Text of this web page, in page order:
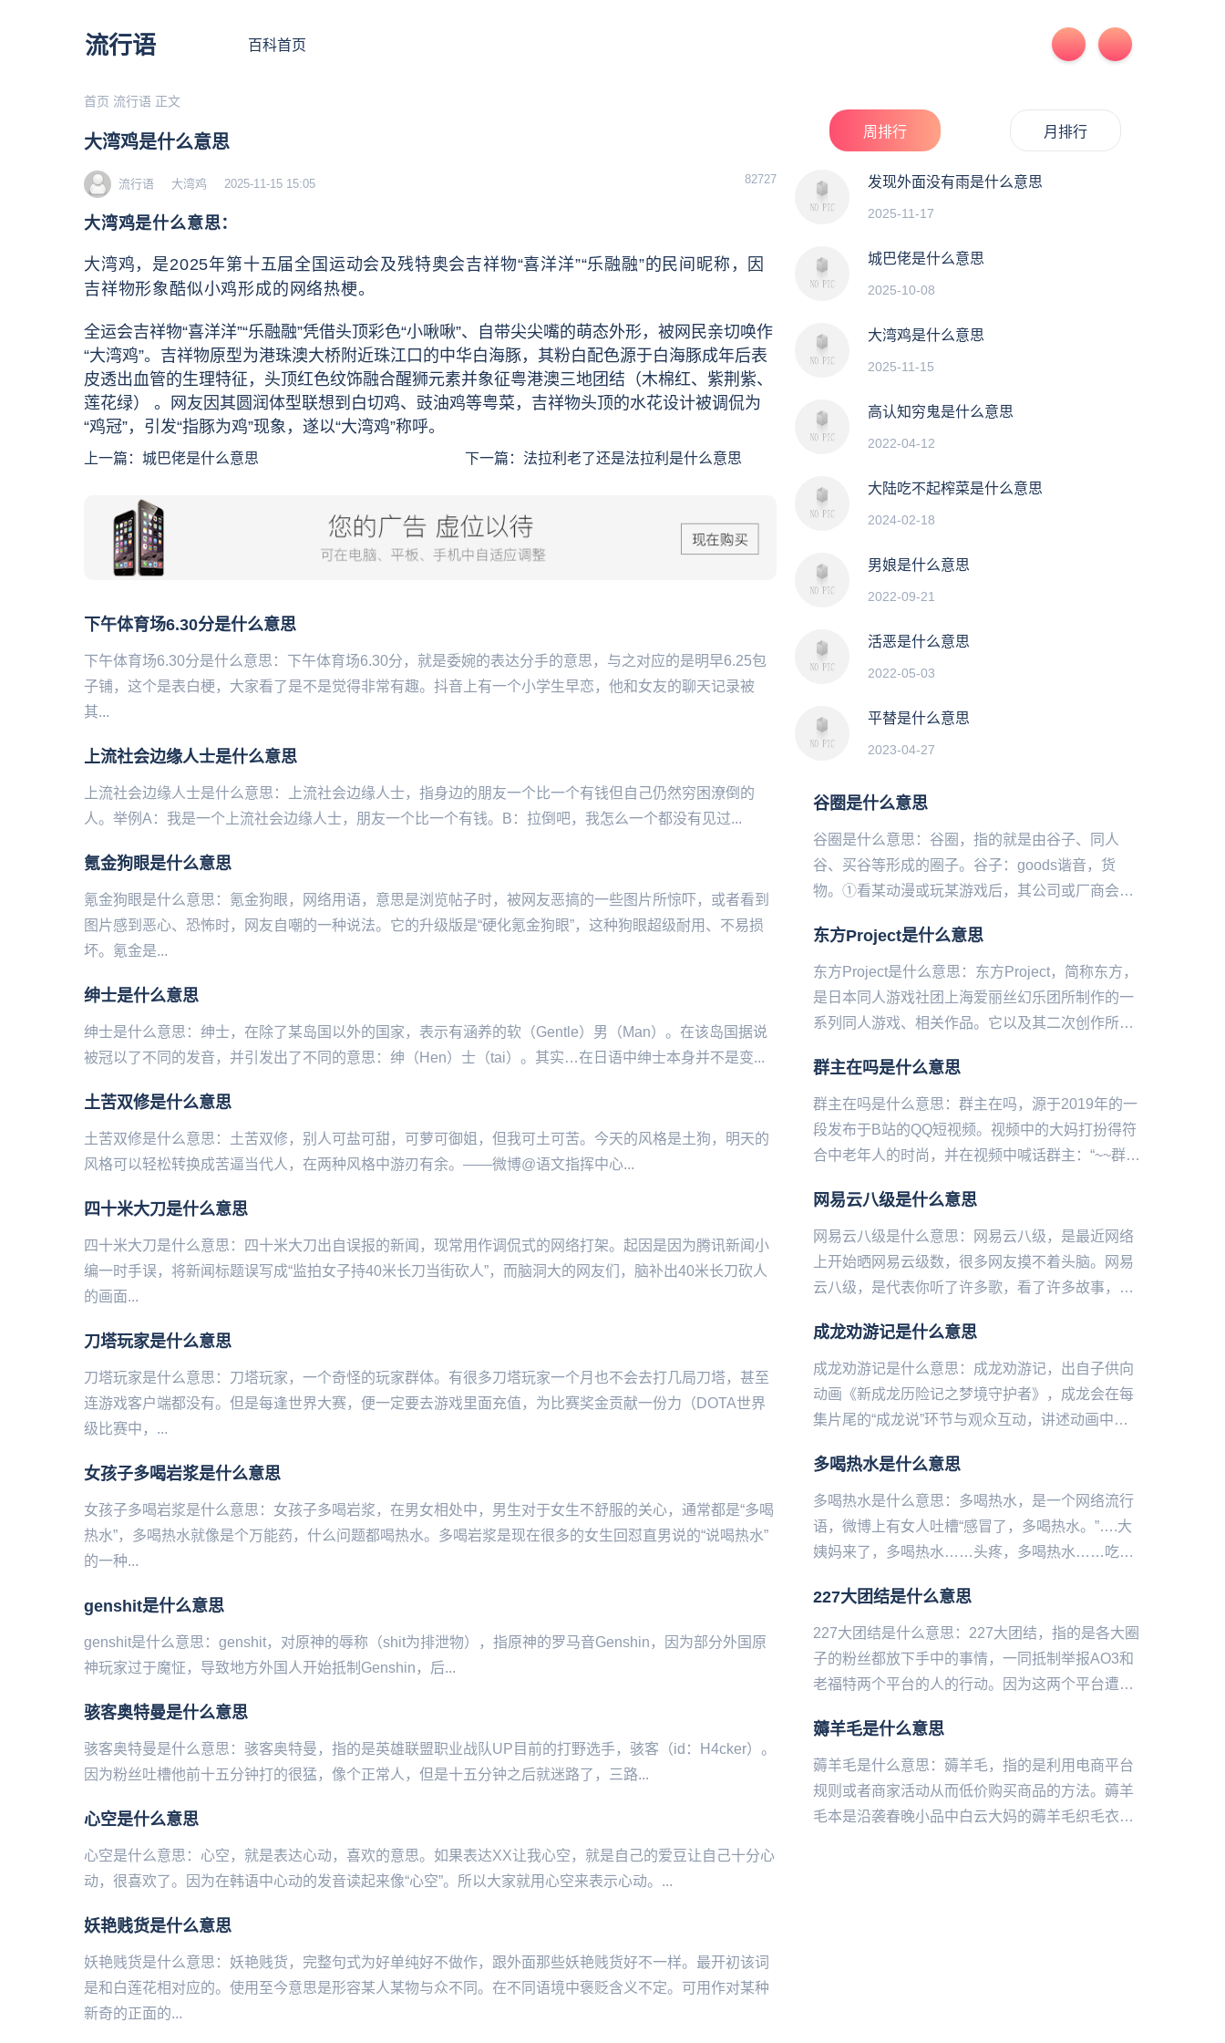
流行语 百科首页
首页 流行语 正文
大湾鸡是什么意思
流行语 大湾鸡 2025-11-15 15:05 82727
大湾鸡是什么意思：
大湾鸡，是2025年第十五届全国运动会及残特奥会吉祥物“喜洋洋”“乐融融”的民间昵称，因
吉祥物形象酷似小鸡形成的网络热梗。
全运会吉祥物“喜洋洋”“乐融融”凭借头顶彩色“小啾啾”、自带尖尖嘴的萌态外形，被网民亲切唤作
“大湾鸡”。吉祥物原型为港珠澳大桥附近珠江口的中华白海豚，其粉白配色源于白海豚成年后表
皮透出血管的生理特征，头顶红色纹饰融合醒狮元素并象征粤港澳三地团结（木棉红、紫荆紫、
莲花绿） 。网友因其圆润体型联想到白切鸡、豉油鸡等粤菜，吉祥物头顶的水花设计被调侃为
“鸡冠”，引发“指豚为鸡”现象，遂以“大湾鸡”称呼。
上一篇： 城巴佬是什么意思 下一篇： 法拉利老了还是法拉利是什么意思
下午体育场6.30分是什么意思
下午体育场6.30分是什么意思：下午体育场6.30分，就是委婉的表达分手的意思，与之对应的是明早6.25包
子铺，这个是表白梗，大家看了是不是觉得非常有趣。抖音上有一个小学生早恋，他和女友的聊天记录被
其...
上流社会边缘人士是什么意思
上流社会边缘人士是什么意思：上流社会边缘人士，指身边的朋友一个比一个有钱但自己仍然穷困潦倒的
人。举例A：我是一个上流社会边缘人士，朋友一个比一个有钱。B：拉倒吧，我怎么一个都没有见过...
氪金狗眼是什么意思
氪金狗眼是什么意思：氪金狗眼，网络用语，意思是浏览帖子时，被网友恶搞的一些图片所惊吓，或者看到
图片感到恶心、恐怖时，网友自嘲的一种说法。它的升级版是“硬化氪金狗眼”，这种狗眼超级耐用、不易损
坏。氪金是...
绅士是什么意思
绅士是什么意思：绅士，在除了某岛国以外的国家，表示有涵养的软（Gentle）男（Man）。在该岛国据说
被冠以了不同的发音，并引发出了不同的意思：绅（Hen）士（tai）。其实…在日语中绅士本身并不是变...
土苦双修是什么意思
土苦双修是什么意思：土苦双修，别人可盐可甜，可萝可御姐，但我可土可苦。今天的风格是土狗，明天的
风格可以轻松转换成苦逼当代人，在两种风格中游刃有余。——微博@语文指挥中心...
四十米大刀是什么意思
四十米大刀是什么意思：四十米大刀出自误报的新闻，现常用作调侃式的网络打架。起因是因为腾讯新闻小
编一时手误，将新闻标题误写成“监拍女子持40米长刀当街砍人”，而脑洞大的网友们，脑补出40米长刀砍人
的画面...
刀塔玩家是什么意思
刀塔玩家是什么意思：刀塔玩家，一个奇怪的玩家群体。有很多刀塔玩家一个月也不会去打几局刀塔，甚至
连游戏客户端都没有。但是每逢世界大赛，便一定要去游戏里面充值，为比赛奖金贡献一份力（DOTA世界
级比赛中，...
女孩子多喝岩浆是什么意思
女孩子多喝岩浆是什么意思：女孩子多喝岩浆，在男女相处中，男生对于女生不舒服的关心，通常都是“多喝
热水”，多喝热水就像是个万能药，什么问题都喝热水。多喝岩浆是现在很多的女生回怼直男说的“说喝热水”
的一种...
genshit是什么意思
genshit是什么意思：genshit，对原神的辱称（shit为排泄物），指原神的罗马音Genshin，因为部分外国原
神玩家过于魔怔，导致地方外国人开始抵制Gen‌‌‌‌‌‌‌‌‌‌‌‌shin，后...
骇客奥特曼是什么意思
骇客奥特曼是什么意思：骇客奥特曼，指的是英雄联盟职业战队UP目前的打野选手，骇客（id：H4cker）。
因为粉丝吐槽他前十五分钟打的很猛，像个正常人，但是十‌‌‌‌‌‌‌‌‌‌五分钟之后就迷路了，三路...
心空是什么意思
心空是什么意思：心空，就是表达心动，喜欢的意思。如果表达XX让我心空，就是自己的爱豆让自己十分心
动，很喜欢了。因为在韩语中心动的发音读起来像“心空”。所以大家就用心空来表示心动。...
妖艳贱货是什么意思
妖艳贱货是什么意思：妖艳贱货，完整句式为好单纯好不做作，跟外面那些妖艳贱货好不一样。最开初该词
是和白莲花相对应的。使用至今意思是形容某人某物与众不同。在不同语境中褒贬含义不定。可用作对某种
新奇的正面的...
周排行 月排行
发现外面没有雨是什么意思
2025-11-17
城巴佬是什么意思
2025-10-08
大湾鸡是什么意思
2025-11-15
高认知穷鬼是什么意思
2022-04-12
大陆吃不起榨菜是什么意思
2024-02-18
男娘是什么意思
2022-09-21
活恶是什么意思
2022-05-03
平替是什么意思
2023-04-27
谷圈是什么意思
谷圈是什么意思：谷圈，指的就是由谷子、同人
谷、买谷等形成的圈子。谷‌‌‌‌‌‌‌‌‌子：goods谐音，货
物。①看某动漫或玩某游戏后，其公司或厂商会发
子）。...
东方Project是什么意思
东方Project是什么意思：东方Project，简称东方，
是日本同人游戏社团上海爱丽丝幻乐团所制作的一
系列同人游戏、相关作品。它以及其二次创作所构
面的领域...
群主在吗是什么意思
群主在吗是什么意思：群主在吗，源于2019年的一
段发布于B站的QQ短视频。视频中的大妈打扮得符‌‌‌‌‌‌‌‌‌
合中老年人的时尚，并在视频中喊话群主：“~~群主
网易云八级是什么意思
网易云八级是什么意思：网易云八级，是最近网络
上开始晒网易云级数，很多网友摸不着头脑。网易
云八级，是代表你听了许多歌，看了许多故事，明
人的时间都用来听音乐了，...
成龙劝游记是什么意思
成龙劝游记是什么意思：成龙劝游记，出自子供向
动画《新成龙历险记之梦境守护者》，成龙会在每
集片尾的“成龙说”环节与观众互动，讲述动画中的
解观众不要沉迷游戏是，...
多喝热水是什么意思
多喝热水是什么意思：多喝热水，是一个网络流行
语，微博上有女人吐槽“感冒了，多喝热水。”….大
姨妈来了，多喝热水……头疼，多喝热水……吃坏
皮肤病，多喝热水……...
227大团结是什么意思
227大团结是什么意思：227大团结，指的是各大圈
子的粉丝都放下手中的事情，一同抵制举报AO3和
老福特两个平台的人的行动。因为这两个平台遭到
类比一下就是因为...
薅羊毛是什么意思
薅羊毛是什么意思：薅羊毛，指的是利用电商平台
规则或者商家活动从而低价购买商品的方法。薅羊
毛本是沿袭春晚小品中白云大妈的薅羊毛织毛衣的